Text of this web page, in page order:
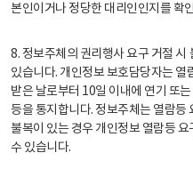
본인이거나 정당한 대리인인지를 확
8. 정보주체의 권리행사 요구 거절 시
있습니다. 개인정보 보호담당자는 열
받은 날로부터 10일 이내에 연기 또
등을 통지합니다. 정보주체는 열람등
불복이 있는 경우 개인정보 열람등
수 있습니다.